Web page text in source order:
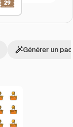
Générer un